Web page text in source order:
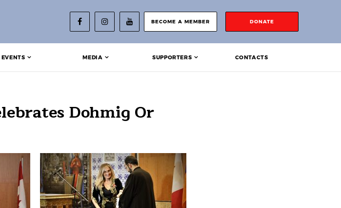
BECOME A MEMBER DONATE
EVENTS MEDIA SUPPORTERS CONTACTS
Dohmig Or